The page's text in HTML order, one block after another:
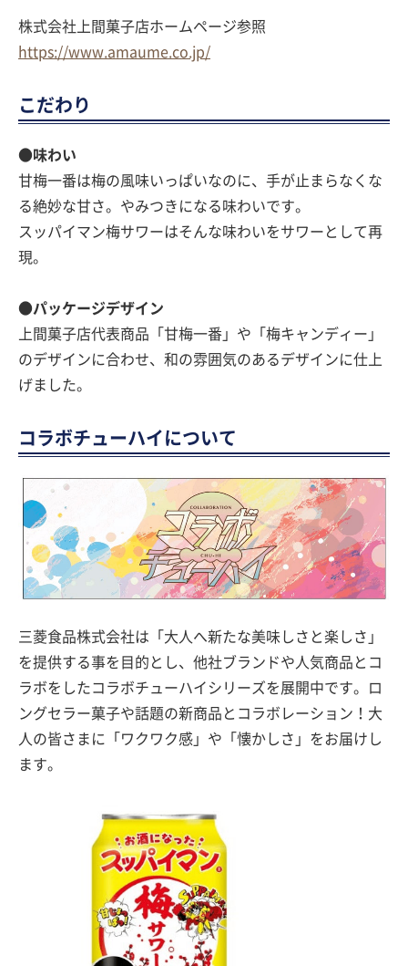
株式会社上間菓子店ホームページ参照
https://www.amaume.co.jp/
こだわり
●味わい
甘梅一番は梅の風味いっぱいなのに、手が止まらなくな
る絶妙な甘さ。やみつきになる味わいです。
スッパイマン梅サワーはそんな味わいをサワーとして再
現。
●パッケージデザイン
上間菓子店代表商品「甘梅一番」や「梅キャンディー」
のデザインに合わせ、和の雰囲気のあるデザインに仕上
げました。
コラボチューハイについて
三菱食品株式会社は「大人へ新たな美味しさと楽しさ」
を提供する事を目的とし、他社ブランドや人気商品とコ
ラボをしたコラボチューハイシリーズを展開中です。ロ
ングセラー菓子や話題の新商品とコラボレーション！大
人の皆さまに「ワクワク感」や「懐かしさ」をお届けし
ます。